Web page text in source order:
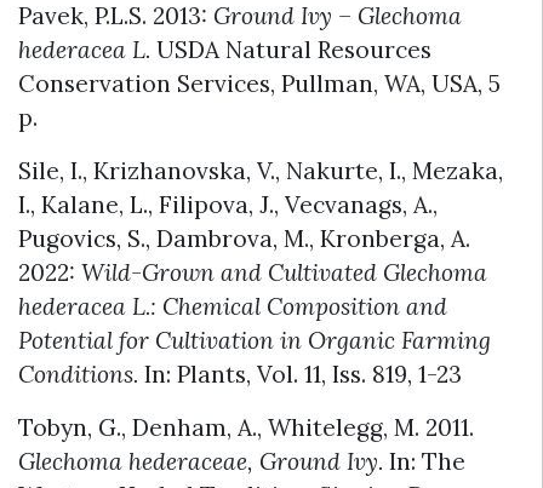
Pavek, P.L.S. 2013: Ground Ivy – Glechoma
hederacea L. USDA Natural Resources
Conservation Services, Pullman, WA, USA, 5
p.
Sile, I., Krizhanovska, V., Nakurte, I., Mezaka,
I., Kalane, L., Filipova, J., Vecvanags, A.,
Pugovics, S., Dambrova, M., Kronberga, A.
2022: Wild-Grown and Cultivated Glechoma
hederacea L.: Chemical Composition and
Potential for Cultivation in Organic Farming
Conditions. In: Plants, Vol. 11, Iss. 819, 1-23
Tobyn, G., Denham, A., Whitelegg, M. 2011.
Glechoma hederaceae, Ground Ivy. In: The